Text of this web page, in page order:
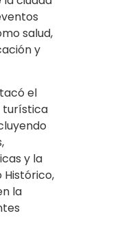
salud,
y
el
turística
y la
la